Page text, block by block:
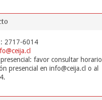
2717-6014
favor consultar horario
presencial en info@ceija.cl o al